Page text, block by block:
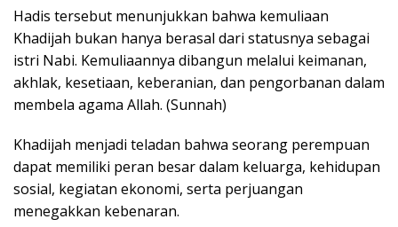
Hadis tersebut menunjukkan bahwa kemuliaan
Khadijah bukan hanya berasal dari statusnya sebagai
istri Nabi. Kemuliaannya dibangun melalui keimanan,
akhlak, kesetiaan, keberanian, dan pengorbanan dalam
membela agama Allah. (Sunnah)
Khadijah menjadi teladan bahwa seorang perempuan
dapat memiliki peran besar dalam keluarga, kehidupan
sosial, kegiatan ekonomi, serta perjuangan
menegakkan kebenaran.